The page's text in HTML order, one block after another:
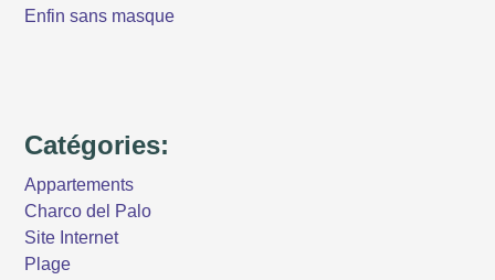
Enfin sans masque
Catégories:
Appartements
Charco del Palo
Site Internet
Plage